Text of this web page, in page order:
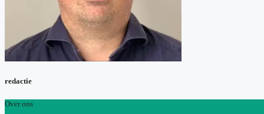
redactie
Over ons